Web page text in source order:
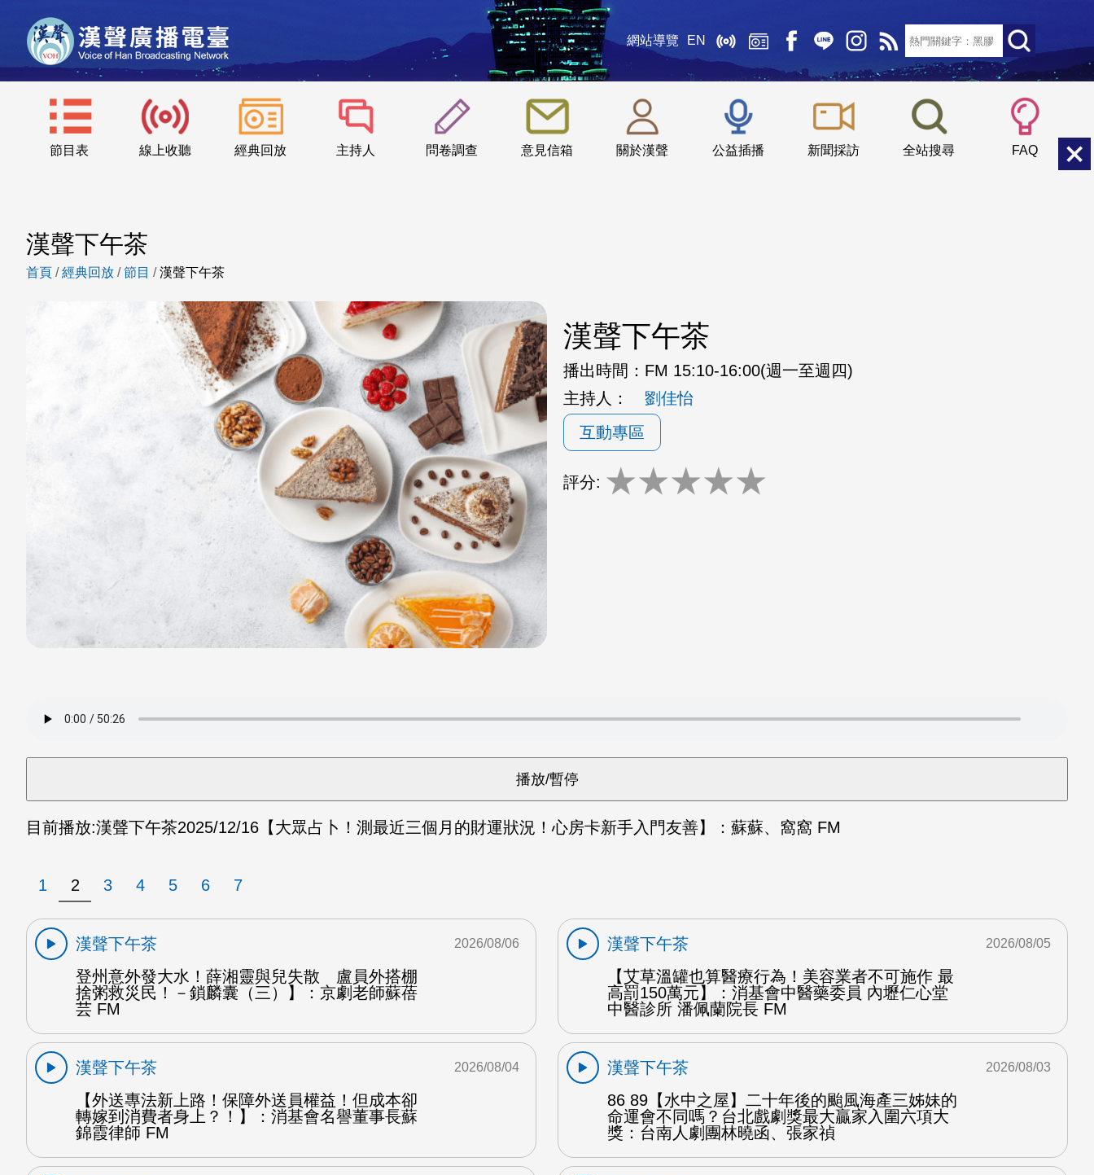
網站導覽 EN
節目表 線上收聽 經典回放 主持人 問卷調查 意見信箱 關於漢聲 公益插播 新聞採訪 全站搜尋 FAQ
::: 小 中
漢聲下午茶
首頁 /經典回放 /節目 /漢聲下午茶
漢聲下午茶
播出時間： FM 15:10-16:00(週一至週四)
主持人：
劉佳怡
互動專區
評分: ★★★★★
目前播放:漢聲下午茶2025/12/16 【大眾占卜！測最近三個月的財運狀況！心房卡新手入門友善】：蘇蘇、窩窩 FM
1 2 3 4 5 6 7
漢聲下午茶
登州意外發大水！薛湘靈與兒失散 盧員外搭棚
捨粥救災民！－鎖麟囊（三）】：京劇老師蘇蓓
芸 FM
2026/08/06
漢聲下午茶
【艾草溫罐也算醫療行為！美容業者不可施作 最
高罰150萬元】：消基會中醫藥委員 內壢仁心堂
中醫診所 潘佩蘭院長 FM
2026/08/05
漢聲下午茶
【外送專法新上路！保障外送員權益！但成本卻
轉嫁到消費者身上？！】：消基會名譽董事長蘇
錦霞律師 FM
2026/08/04
漢聲下午茶
86 89【水中之屋】二十年後的颱風海產三姊妹的
命運會不同嗎？台北戲劇獎最大贏家入圍六項大
獎：台南人劇團林曉函、張家禎
2026/08/03